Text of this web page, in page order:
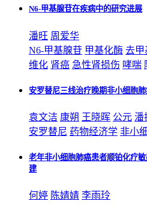
N6-甲基腺苷在疾病中的研究进展
潘旺 周爱华
N6-甲基腺苷 甲基化酶 去甲
维化 肾癌 急性肾损伤 哮喘
安罗替尼三线治疗晚期非小细胞
袁文洁 康朔 王晓晖 公元 潘
安罗替尼 药物经济学 非小
老年非小细胞肺癌患者顺铂化疗
建
何婷 陈婧婧 李雨玲